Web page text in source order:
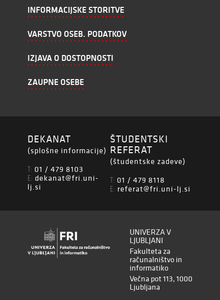
INFORMACIJSKE STORITVE
VARSTVO OSEB. PODATKOV
IZJAVA O DOSTOPNOSTI
ZAUPNE OSEBE
DEKANAT
(splošne informacije)
T: 01 / 479 8103
E: dekanat@fri.uni-
lj.si
ŠTUDENTSKI
REFERAT
(študentske zadeve)
T: 01 / 479 8118
E: referat@fri.uni-lj.si
UNIVERZA V
LJUBLJANI
Fakulteta za
računalništvo in
informatiko
Večna pot 113, 1000
Ljubljana